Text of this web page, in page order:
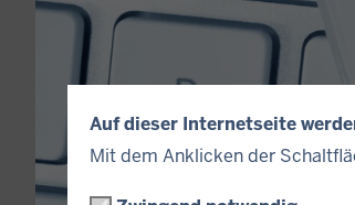
Auf dieser Internetseite
Mit dem Anklicken der